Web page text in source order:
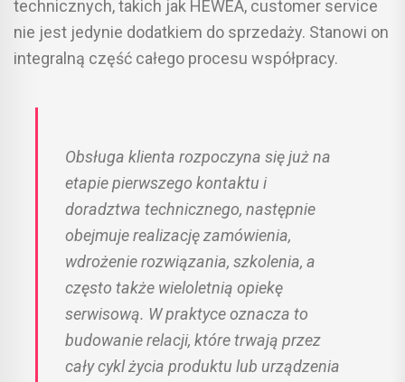
technicznych, takich jak HEWEA, customer service
nie jest jedynie dodatkiem do sprzedaży. Stanowi on
integralną część całego procesu współpracy.
Obsługa klienta rozpoczyna się już na
etapie pierwszego kontaktu i
doradztwa technicznego, następnie
obejmuje realizację zamówienia,
wdrożenie rozwiązania, szkolenia, a
często także wieloletnią opiekę
serwisową. W praktyce oznacza to
budowanie relacji, które trwają przez
cały cykl życia produktu lub urządzenia